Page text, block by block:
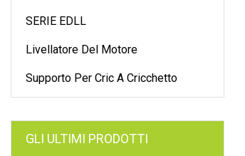
SERIE EDLL
Livellatore Del Motore
Supporto Per Cric A Cricchetto
GLI ULTIMI PRODOTTI